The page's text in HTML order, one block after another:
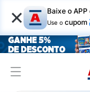
× Baixe o APP
Use o cupom